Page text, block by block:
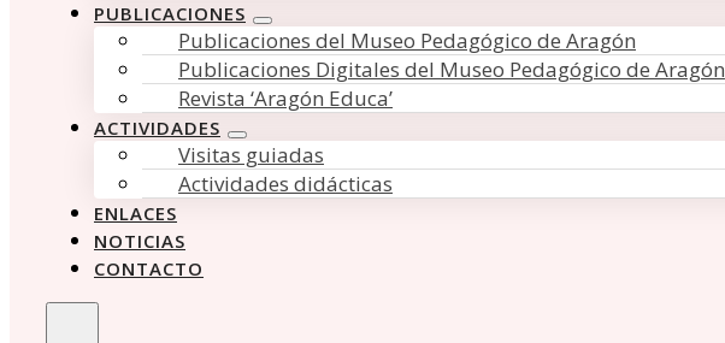
PUBLICACIONES
Publicaciones del Museo Pedagógico de Aragón
Publicaciones Digitales del Museo Pedagógico de Aragón
Revista ‘Aragón Educa’
ACTIVIDADES
Visitas guiadas
Actividades didácticas
ENLACES
NOTICIAS
CONTACTO